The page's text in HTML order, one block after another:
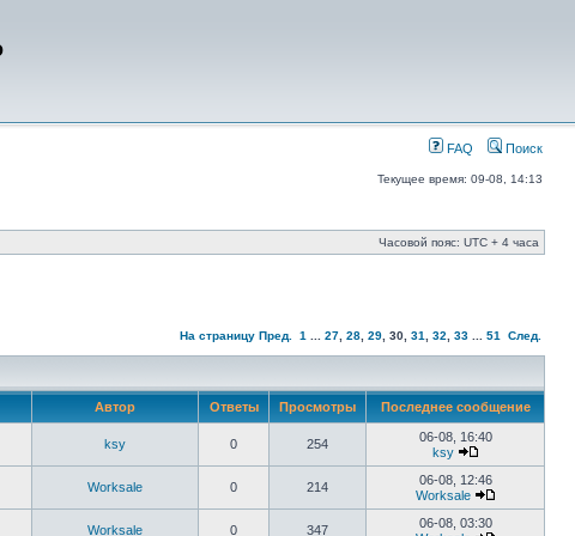
FAQ Поиск
Текущее время: 09-08, 14:13
Часовой пояс: UTC + 4 часа
На страницу Пред. 1 27 28 29 30 31 32 33 51 След.
Автор Ответы Просмотры Последнее сообщение
ksy 0 254
06-08, 16:40
ksy
Worksale 0 214
06-08, 12:46
Worksale
Worksale 0 347
06-08, 03:30